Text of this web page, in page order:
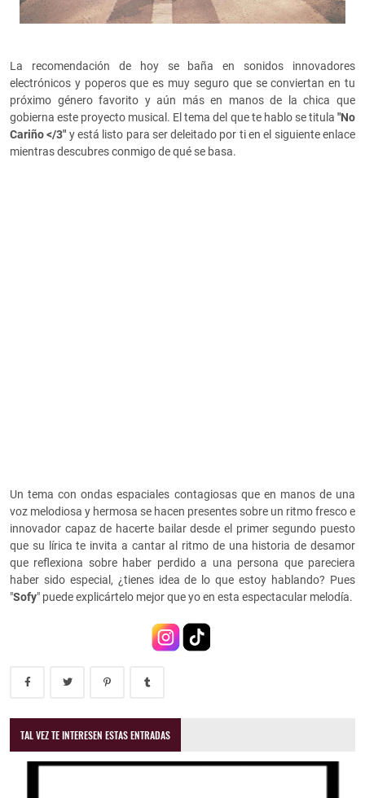
La recomendación de hoy se baña en sonidos innovadores
electrónicos y poperos que es muy seguro que se conviertan en tu
próximo género favorito y aún más en manos de la chica que
gobierna este proyecto musical. El tema del que te hablo se titula "No
Cariño </3" y está listo para ser deleitado por ti en el siguiente enlace
mientras descubres conmigo de qué se basa.
Un tema con ondas espaciales contagiosas que en manos de una
voz melodiosa y hermosa se hacen presentes sobre un ritmo fresco e
innovador capaz de hacerte bailar desde el primer segundo puesto
que su lírica te invita a cantar al ritmo de una historia de desamor
que reflexiona sobre haber perdido a una persona que pareciera
haber sido especial, ¿tienes idea de lo que estoy hablando? Pues
"Sofy" puede explicártelo mejor que yo en esta espectacular melodía.
TAL VEZ TE INTERESEN ESTAS ENTRADAS